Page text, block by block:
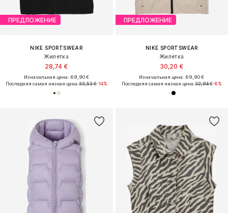
ПРЕДЛОЖЕНИЕ
NIKE SPORTSWEAR
Жилетка
28,74 €
Изначальная цена: 69,90 €
Последняя самая низкая цена:33,53 €-14%
ПРЕДЛОЖЕНИЕ
NIKE SPORTSWEAR
Жилетка
30,20 €
Изначальная цена: 69,90 €
Последняя самая низкая цена:32,94 €-8%